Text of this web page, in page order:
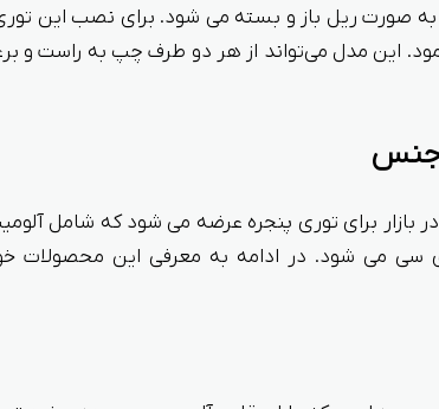
صورت ریل باز و بسته می شود. برای نصب این
این مدل می‌تواند از هر دو طرف چپ به راست و
جنس
برای توری پنجره عرضه می شود که شامل
سی می شود. در ادامه به معرفی این محصولات